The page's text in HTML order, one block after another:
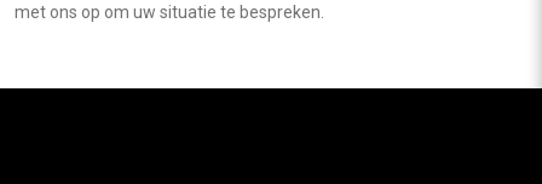
met ons op om uw situatie te bespreken.